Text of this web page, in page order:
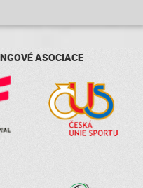
ASOCIACE